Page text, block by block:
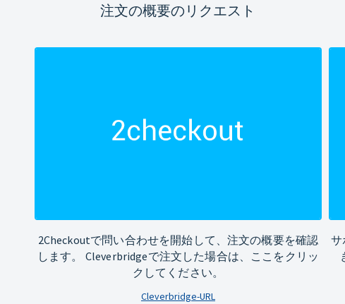
注文の概要のリクエスト
2Checkoutで問い合わせを開始して、注文の概要を確認
します。 Cleverbridgeで注文した場合は、ここをクリッ
クしてください。
Cleverbridge-URL
サ